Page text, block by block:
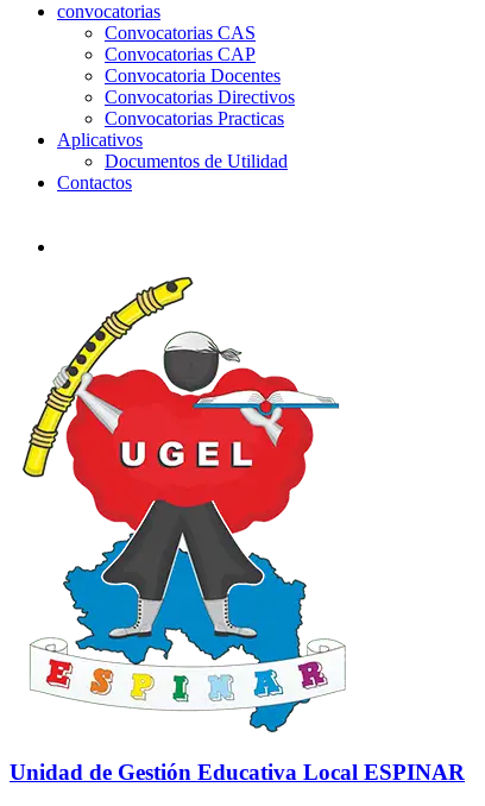
convocatorias
Convocatorias CAS
Convocatorias CAP
Convocatoria Docentes
Convocatorias Directivos
Convocatorias Practicas
Aplicativos
Documentos de Utilidad
Contactos
Unidad de Gestión Educativa Local ESPINAR